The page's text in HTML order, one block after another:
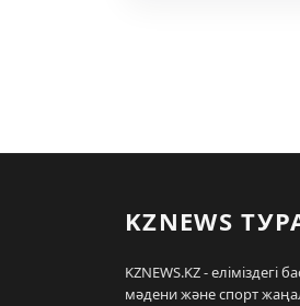
KZNEWS
KZNEWS.KZ - еліміздегі
мәдени және спорт